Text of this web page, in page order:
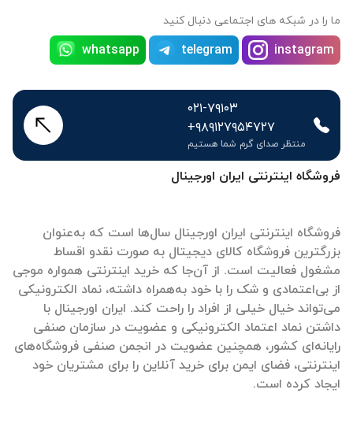
فروشگاه اینترنتی ایران اورجینال
فروشگاه اینترنتی ایران اورجینال سال‌ها است که به‌عنوان
بزرگترین فروشگاه کالای دیجیتال به صورت نقدو اقساط
مشغول فعالیت است. از آن‌جا که خرید اینترنتی همواره موجی
از بی‌اعتمادی و شک را با خود به‌همراه داشته، نماد الکترونیکی
می‌تواند خیال خیلی از افراد را راحت کند. ایران اورجینال با
داشتن نماد اعتماد الکترونیکی و عضویت در سازمان صنفی
رایانه‌ای کشور، همچنین عضویت در انجمن صنفی فروشگاه‌های
اینترنتی، فضای ایمن برای خرید آنلاین را برای مشتریان خود
ایجاد کرده است.
ما را در شبکه های اجتماعی دنبال کنید
instagram
telegram
whatsapp
۰۲۱-۷۹۱۰۳
+۹۸۹۱۲۷۹۵۴۷۲۷
منتظر صدای گرم شما هستیم